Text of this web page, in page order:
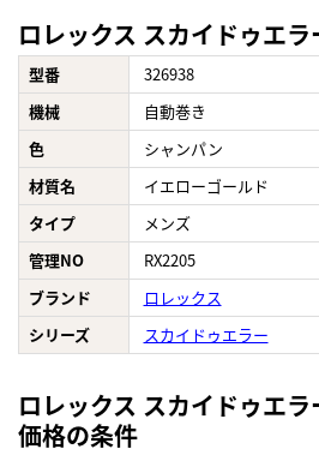
ロレックス スカイドゥエ
型番
326938
機械
自動巻き
色
シャンパン
材質名
イエローゴールド
タイプ
メンズ
管理NO
RX2205
ブランド
ロレックス
シリーズ
スカイドゥエラー
ロレックス スカイドゥエ
価格の条件